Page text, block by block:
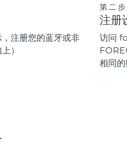
注册您的蓝牙或非
）
第二步
注册
访问
相同
8/12/26
预计送达日期 8/14/26
8/11/26